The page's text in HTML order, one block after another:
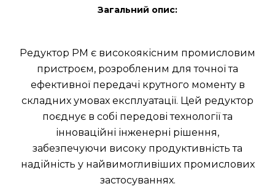
Загальний опис:
Редуктор РМ є високоякісним промисловим
пристроєм, розробленим для точної та
ефективної передачі крутного моменту в
складних умовах експлуатації. Цей редуктор
поєднує в собі передові технології та
інноваційні інженерні рішення,
забезпечуючи високу продуктивність та
надійність у найвимогливіших промислових
застосуваннях.